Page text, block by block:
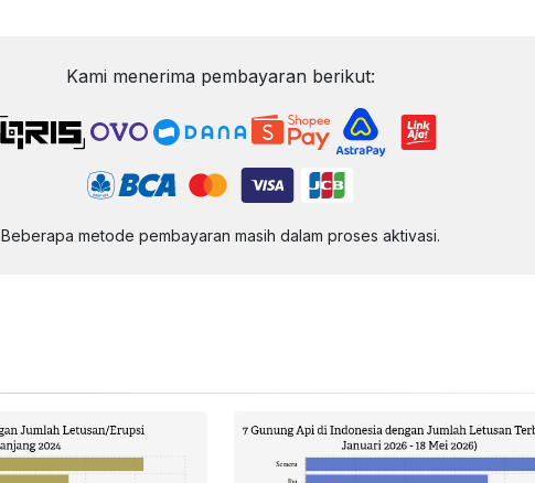
Kami menerima pembayaran berikut:
Beberapa metode pembayaran masih dalam proses aktivasi.